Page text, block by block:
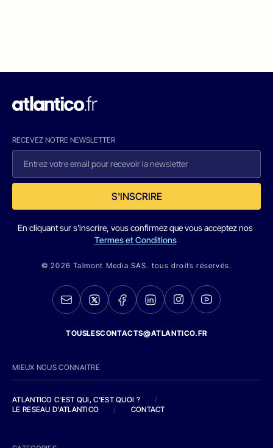
RECEVEZ NOTRE NEWSLETTER
S'INSCRIRE
En cliquant sur s'inscrire, vous confirmez que vous acceptez nos
Termes et Conditions
© 2026 Talmont Media SAS. tous droits réservés.
TOUSLESCONTACTS@ATLANTICO.FR
MIEUX NOUS CONNAITRE
ATLANTICO C'EST QUI, C'EST QUOI ?
/
LE RESEAU D'ATLANTICO
/ CONTACT